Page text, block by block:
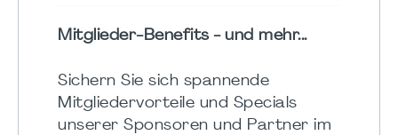
Mitglieder-Benefits - und mehr...
Sichern Sie sich spannende
Mitgliedervorteile und Specials
unserer Sponsoren und Partner im